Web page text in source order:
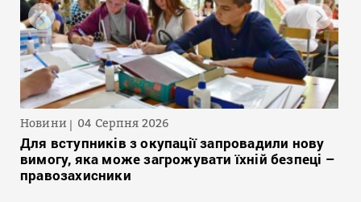
Новини 04 Серпня 2026
Для вступників з окупації запровадили нову
вимогу, яка може загрожувати їхній безпеці –
правозахисники